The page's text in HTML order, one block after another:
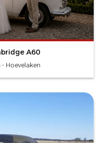
A60
Hoevelaken